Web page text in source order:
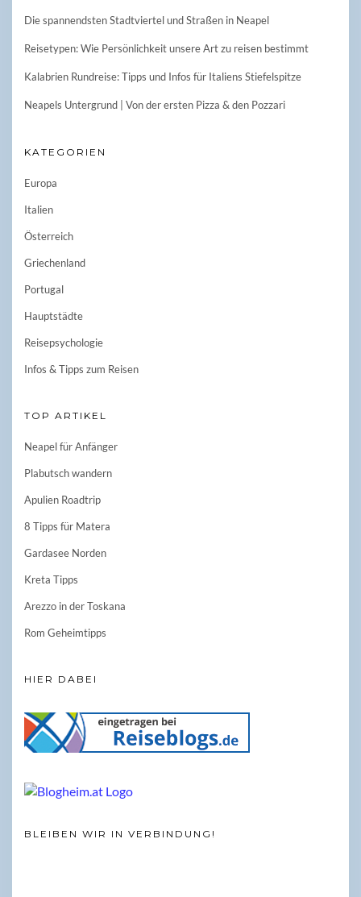
Die spannendsten Stadtviertel und Straßen in Neapel
Reisetypen: Wie Persönlichkeit unsere Art zu reisen bestimmt
Kalabrien Rundreise: Tipps und Infos für Italiens Stiefelspitze
Neapels Untergrund | Von der ersten Pizza & den Pozzari
KATEGORIEN
Europa
Italien
Österreich
Griechenland
Portugal
Hauptstädte
Reisepsychologie
Infos & Tipps zum Reisen
TOP ARTIKEL
Neapel für Anfänger
Plabutsch wandern
Apulien Roadtrip
8 Tipps für Matera
Gardasee Norden
Kreta Tipps
Arezzo in der Toskana
Rom Geheimtipps
HIER DABEI
BLEIBEN WIR IN VERBINDUNG!